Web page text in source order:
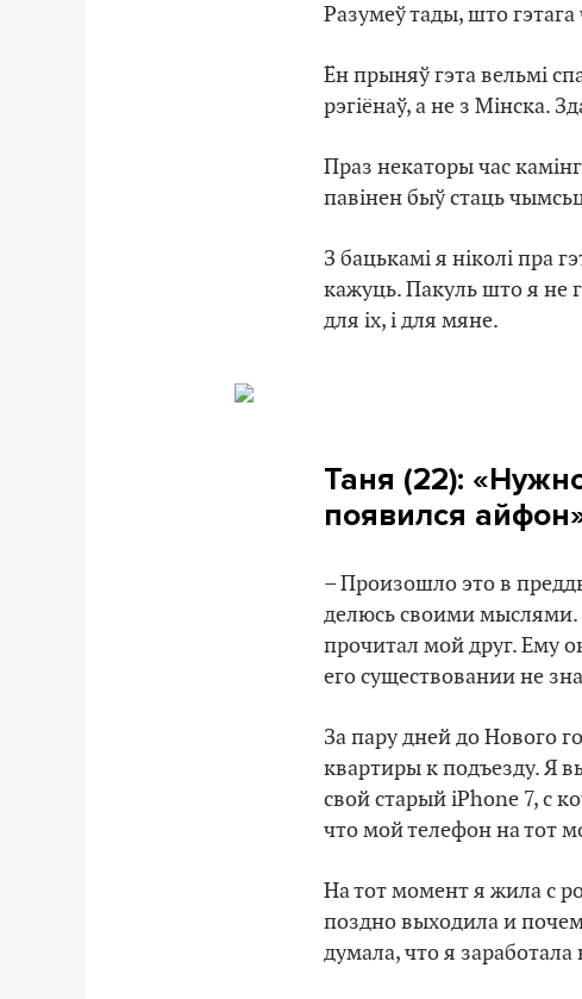
Разумеў тады, што
Ён прыняў гэта вельмі
рэгіёнаў, а не з Мінска.
Праз некаторы час
павінен быў стаць
З бацькамі я ніколі пра
кажуць. Пакуль што я не
для іх, і для мяне.
Таня (22):
появился
– Произошло это в
делюсь своими мыслями.
прочитал мой друг. Ему
его существовании не
За пару дней до Нового
квартиры к подъезду. Я
свой старый iPhone 7, с
что мой телефон на тот
На тот момент я жила с
поздно выходила и
думала, что я